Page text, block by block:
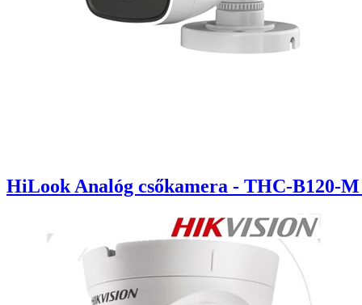
HiLook Analóg csőkamera - THC-B120-